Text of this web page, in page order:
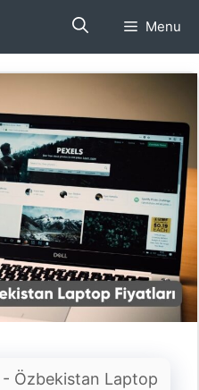
Menu
- Özbekistan Laptop